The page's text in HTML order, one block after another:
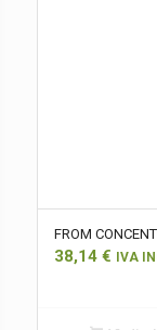
FROM
38,14 € IVA